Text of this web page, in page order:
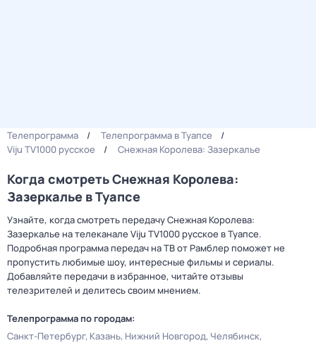
Телепрограмма
Телепрограмма в Туапсе
Viju TV1000 русское
Снежная Королева: Зазеркалье
Когда смотреть Снежная Королева:
Зазеркалье в Туапсе
Узнайте, когда смотреть передачу Снежная Королева:
Зазеркалье на телеканале Viju TV1000 русское в Туапсе.
Подробная программа передач на ТВ от Рамблер поможет не
пропустить любимые шоу, интересные фильмы и сериалы.
Добавляйте передачи в избранное, читайте отзывы
телезрителей и делитесь своим мнением.
Телепрограмма по городам:
Санкт-Петербург Казань Нижний Новгород Челябинск